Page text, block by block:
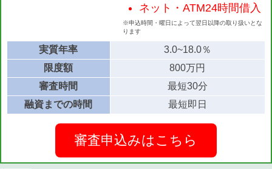
ネット・ATM24時間借入
※申込時間・曜日によって翌日以降の取り扱いとな
ります
実質年率
3.0~18.0％
限度額
800万円
審査時間
最短30分
融資までの時間
最短即日
審査申込みはこちら